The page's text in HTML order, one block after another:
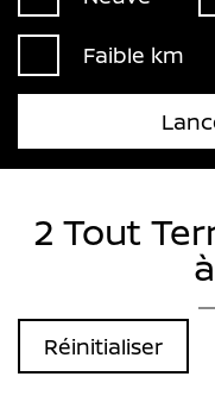
Faible km
2 Tout
Réinitialiser